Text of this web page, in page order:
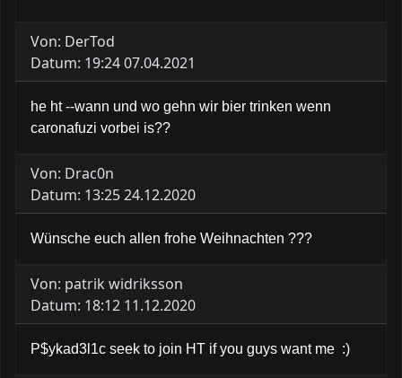
Von: DerTod
Datum: 19:24 07.04.2021
he ht --wann und wo gehn wir bier trinken wenn
caronafuzi vorbei is??
Von: Drac0n
Datum: 13:25 24.12.2020
Wünsche euch allen frohe Weihnachten ???
Von: patrik widriksson
Datum: 18:12 11.12.2020
P$ykad3l1c seek to join HT if you guys want me :)